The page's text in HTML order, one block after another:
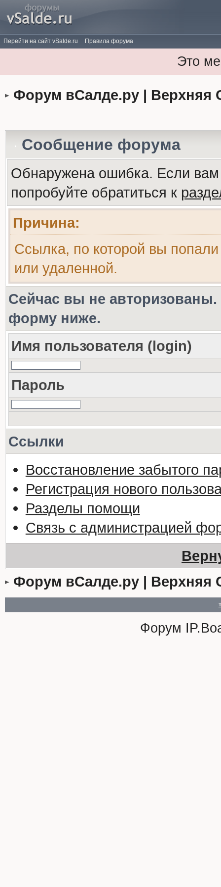
Перейти на сайт vSalde.ru Правила форума
Это
Форум вСалде.ру | Верхняя
Сообщение форума
Обнаружена ошибка. Если
попробуйте обратиться к
Причина:
Ссылка, по которой вы
или удаленной.
Сейчас вы не авторизованы.
форму ниже.
Имя пользователя (login)
Пароль
Ссылки
Восстановление забытого
Регистрация нового
Разделы помощи
Связь с администрацией
Форум вСалде.ру | Верхняя
Форум